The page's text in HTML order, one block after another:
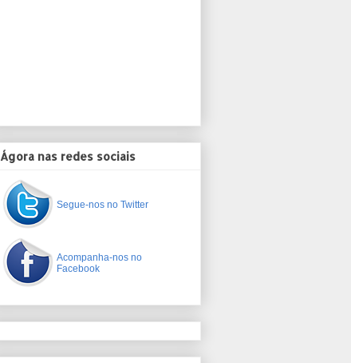
Ágora nas redes sociais
Segue-nos no Twitter
Acompanha-nos no
Facebook